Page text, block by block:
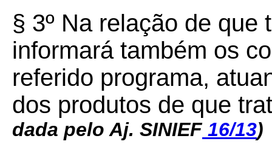
§ 3º Na relação de que
informará também os
referido programa,
dos produtos de que
dada pelo Aj. SINIEF16/13)